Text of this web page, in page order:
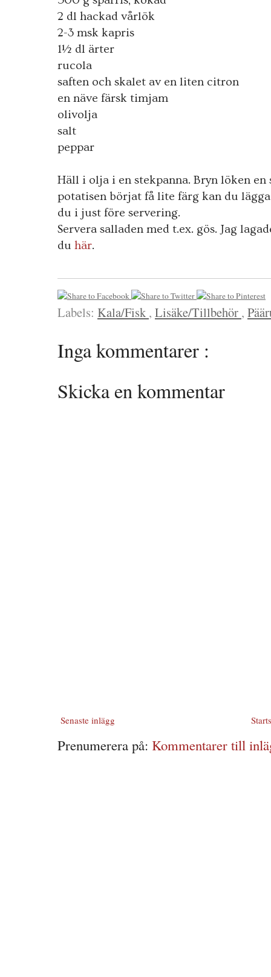
2 dl hackad vårlök
2-3 msk kapris
1½ dl ärter
rucola
saften och skalet av en liten citron
en näve färsk timjam
olivolja
salt
peppar
Häll i olja i en stekpanna. Bryn löken
potatisen börjat få lite färg kan du
du i just före servering.
Servera salladen med t.ex. gös. Jag
du här.
Labels: Kala/Fisk , Lisäke/Tillbehör ,
Inga kommentarer :
Skicka en kommentar
Senaste inlägg
Prenumerera på: Kommentarer till